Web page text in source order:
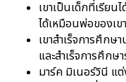
เขาเป็นเด็กที่เรีย
ได้เหมือนพ่อของเขา
เขาสำเร็จการศึก
และสำเร็จการศึก
มาร์ค มิเนอร์วินี แ